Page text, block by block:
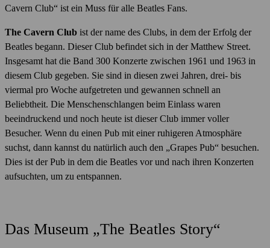
Cavern Club“ ist ein Muss für alle Beatles Fans.
The Cavern Club ist der name des Clubs, in dem der Erfolg der
Beatles begann. Dieser Club befindet sich in der Matthew Street.
Insgesamt hat die Band 300 Konzerte zwischen 1961 und 1963 in
diesem Club gegeben. Sie sind in diesen zwei Jahren, drei- bis
viermal pro Woche aufgetreten und gewannen schnell an
Beliebtheit. Die Menschenschlangen beim Einlass waren
beeindruckend und noch heute ist dieser Club immer voller
Besucher. Wenn du einen Pub mit einer ruhigeren Atmosphäre
suchst, dann kannst du natürlich auch den „Grapes Pub“ besuchen.
Dies ist der Pub in dem die Beatles vor und nach ihren Konzerten
aufsuchten, um zu entspannen.
Das Museum „The Beatles Story“